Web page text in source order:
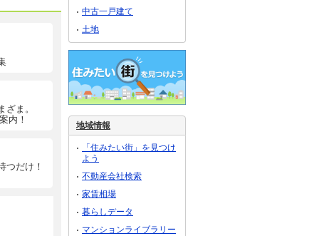
ま。
内！
つだけ！
中古一戸建て
土地
地域情報
「住みたい街」を見つけ
よう
不動産会社検索
家賃相場
暮らしデータ
マンションライブラリー